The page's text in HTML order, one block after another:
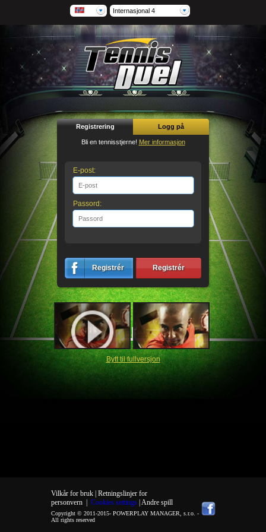
Internasjonal 4
Registrering Logg på
Bli en tennisstjerne! Mer informasjon
E-post:
Passord:
Registrér Registrér
Bytt til fullversjon
Vilkår for bruk | Retningslinjer for
personvern| Cookies settings | Andre spill
Copyright © 2011-2015- POWERPLAY MANAGER, s.r.o. -
All rights reserved